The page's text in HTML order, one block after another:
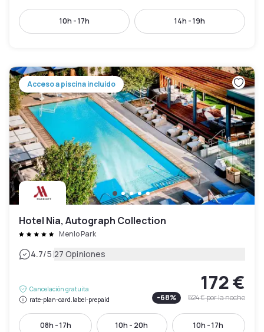
10h - 17h 14h - 19h
Acceso a piscina incluido
Hotel Nia, Autograph Collection
Menlo Park
4.7/5|27 Opiniones
Cancelación gratuita
rate-plan-card.label-prepaid
172 €
-68% 524 €por la noche
08h - 17h 10h - 20h 10h - 17h